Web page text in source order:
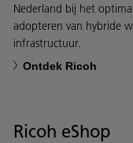
Nederland bij het
adopteren van hybride
infrastructuur.
Ontdek Ricoh
Ricoh eShop